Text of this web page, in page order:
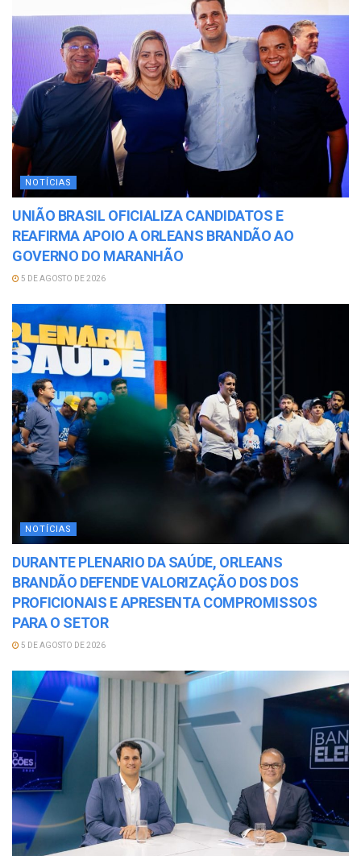
NOTÍCIAS
UNIÃO BRASIL OFICIALIZA CANDIDATOS E
REAFIRMA APOIO A ORLEANS BRANDÃO AO
GOVERNO DO MARANHÃO
5 DE AGOSTO DE 2026
NOTÍCIAS
DURANTE PLENARIO DA SAÚDE, ORLEANS
BRANDÃO DEFENDE VALORIZAÇÃO DOS DOS
PROFICIONAIS E APRESENTA COMPROMISSOS
PARA O SETOR
5 DE AGOSTO DE 2026